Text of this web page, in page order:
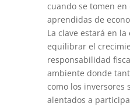
cuando se tomen
aprendidas de
La clave estará en
equilibrar el
responsabilidad
ambiente donde
como los inversores
alentados a